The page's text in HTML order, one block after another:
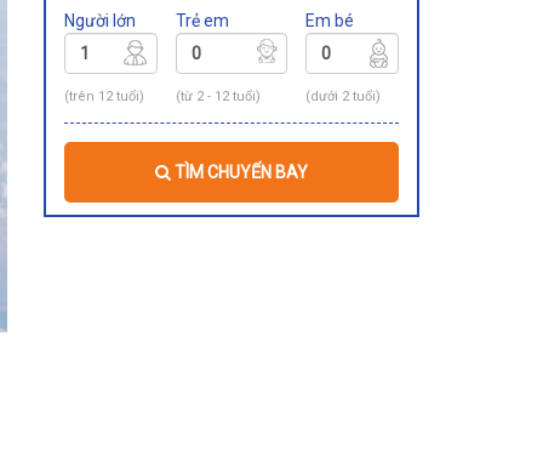
Người lớn
(trên 12 tuổi)
Trẻ em
(từ 2 - 12 tuổi)
Em bé
(dưới 2 tuổi)
TÌM CHUYẾN BAY